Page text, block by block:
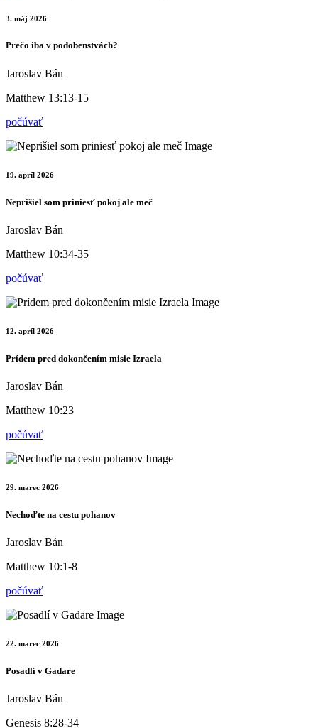
3. máj 2026
Prečo iba v podobenstvách?
Jaroslav Bán
Matthew 13:13-15
počúvať
19. apríl 2026
Neprišiel som priniesť pokoj ale meč
Jaroslav Bán
Matthew 10:34-35
počúvať
12. apríl 2026
Prídem pred dokončením misie Izraela
Jaroslav Bán
Matthew 10:23
počúvať
29. marec 2026
Nechoďte na cestu pohanov
Jaroslav Bán
Matthew 10:1-8
počúvať
22. marec 2026
Posadlí v Gadare
Jaroslav Bán
Genesis 8:28-34